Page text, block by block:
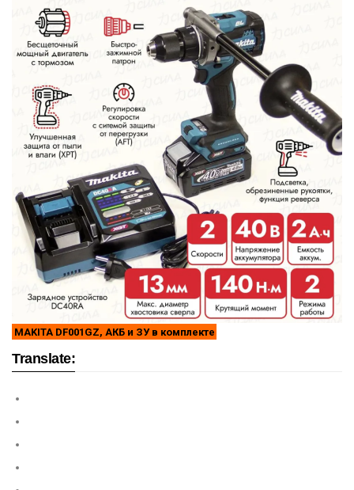
MAKITA DF001GZ, АКБ и ЗУ в комплекте
Translate: